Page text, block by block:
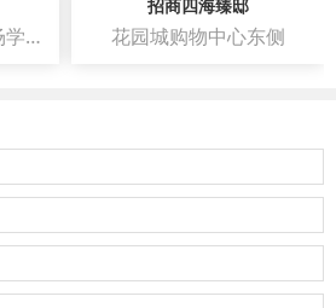
南山沁园二路资本市场学院南侧
招商四海臻邸
花园城购物中心东侧